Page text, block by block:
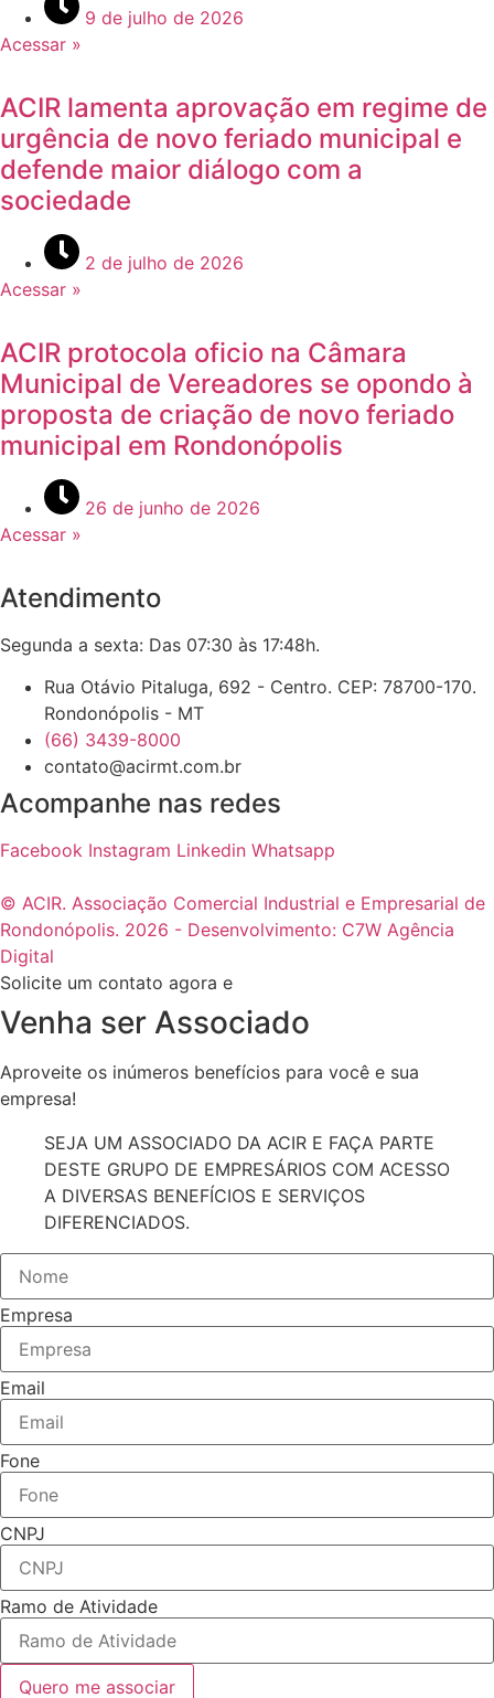
9 de julho de 2026
Acessar »
ACIR lamenta aprovação em regime de
urgência de novo feriado municipal e
defende maior diálogo com a
sociedade
2 de julho de 2026
Acessar »
ACIR protocola oficio na Câmara
Municipal de Vereadores se opondo à
proposta de criação de novo feriado
municipal em Rondonópolis
26 de junho de 2026
Acessar »
Atendimento
Segunda a sexta: Das 07:30 às 17:48h.
Rua Otávio Pitaluga, 692 - Centro. CEP: 78700-170.
Rondonópolis - MT
(66) 3439-8000
contato@acirmt.com.br
Acompanhe nas redes
Facebook Instagram Linkedin Whatsapp
© ACIR. Associação Comercial Industrial e Empresarial de
Rondonópolis. 2026 - Desenvolvimento: C7W Agência
Digital
Solicite um contato agora e
Venha ser Associado
Aproveite os inúmeros benefícios para você e sua
empresa!
SEJA UM ASSOCIADO DA ACIR E FAÇA PARTE
DESTE GRUPO DE EMPRESÁRIOS COM ACESSO
A DIVERSAS BENEFÍCIOS E SERVIÇOS
DIFERENCIADOS.
Empresa
Email
Fone
CNPJ
Ramo de Atividade
Quero me associar